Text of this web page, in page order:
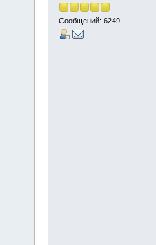
Сообщений: 6249